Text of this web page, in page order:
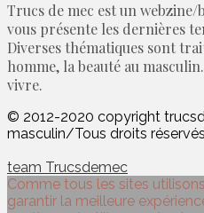
Trucs de mec est un
vous présente les dernières
Diverses thématiques sont
homme, la beauté au
vivre.
© 2012-2020 copyright
masculin/Tous droits réservés
team Trucsdemec
Comme tous les sites
garantir la meilleure